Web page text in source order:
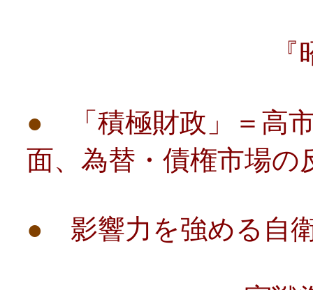
『昭和１６
●
「積極財政」＝高
面、為替・債権市場の
● 影響力を強める自